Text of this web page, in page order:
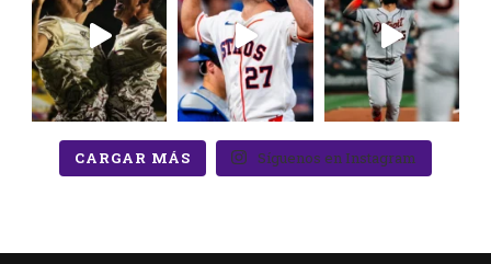
CARGAR MÁS Síguenos en Instagram